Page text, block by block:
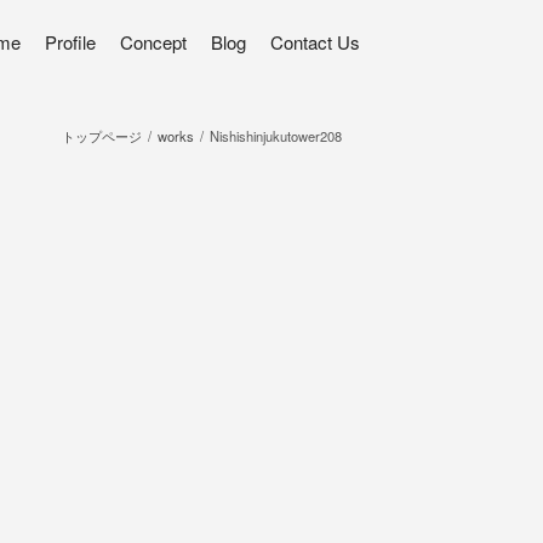
Profile Concept Blog Contact Us
トップページ works Nishishinjukutower208